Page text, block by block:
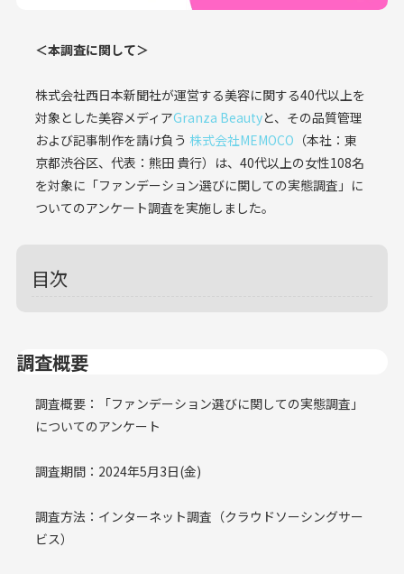
＜本調査に関して＞
株式会社西日本新聞社が運営する美容に関する40代以上を
対象とした美容メディアGranza Beautyと、その品質管理
および記事制作を請け負う 株式会社MEMOCO （本社：東
京都渋谷区、代表：熊田 貴行）は、40代以上の女性108名
を対象に「ファンデーション選びに関しての実態調査」に
ついてのアンケート調査を実施しました。
目次
調査概要
調査概要：「ファンデーション選びに関しての実態調査」
についてのアンケート
調査期間：2024年5月3日(金)
調査方法：インターネット調査（クラウドソーシングサー
ビス）